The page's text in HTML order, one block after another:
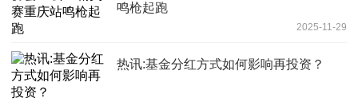
鸣枪起跑
2025-11-29
热讯:基金分红方式如何影响再投资？